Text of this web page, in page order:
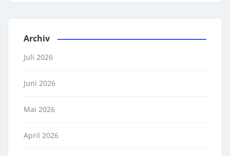
Archiv
Juli 2026
Juni 2026
Mai 2026
April 2026